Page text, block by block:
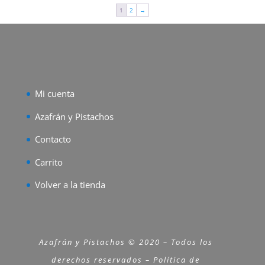
1 2 →
Mi cuenta
Azafrán y Pistachos
Contacto
Carrito
Volver a la tienda
Azafrán y Pistachos © 2020 – Todos los
derechos reservados – Política de